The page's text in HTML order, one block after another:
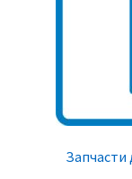
Запчасти